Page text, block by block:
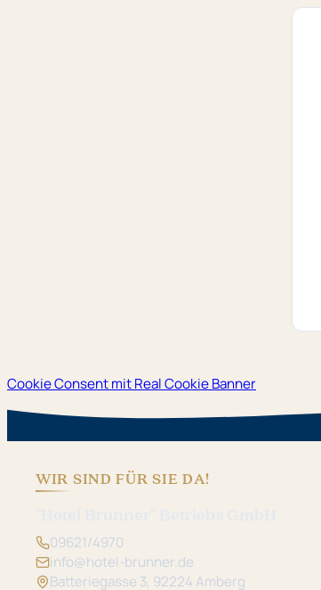
Cookie Consent mit Real Cookie Banner
WIR SIND FÜR SIE DA!
09621/4970
info@hotel-brunner.de
Batteriegasse 3, 92224 Amberg